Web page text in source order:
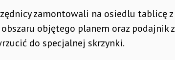
zamontowali na osiedlu tablicę z
objętego planem oraz podajnik z
do specjalnej skrzynki.